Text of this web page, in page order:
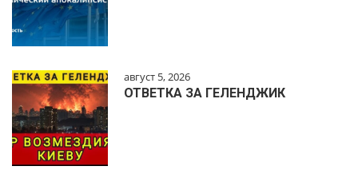
август 5, 2026
ОТВЕТКА ЗА ГЕЛЕНДЖИК